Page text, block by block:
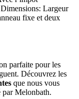
Largeur
fixe et deux
parfaite pour les
Découvrez les
que nous vous
par Melonbath.